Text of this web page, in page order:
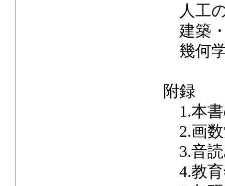
人工
建築
幾何
附録
1.本書
2.画
3.音
4.教育